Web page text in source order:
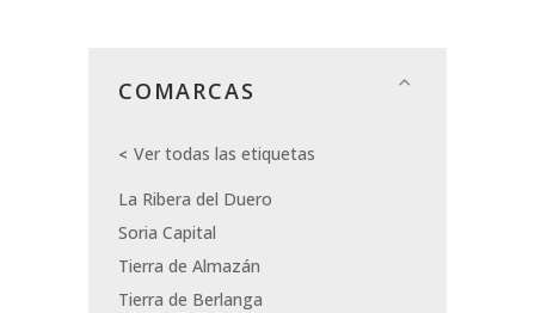
COMARCAS
Ver todas las etiquetas
La Ribera del Duero
Soria Capital
Tierra de Almazán
Tierra de Berlanga